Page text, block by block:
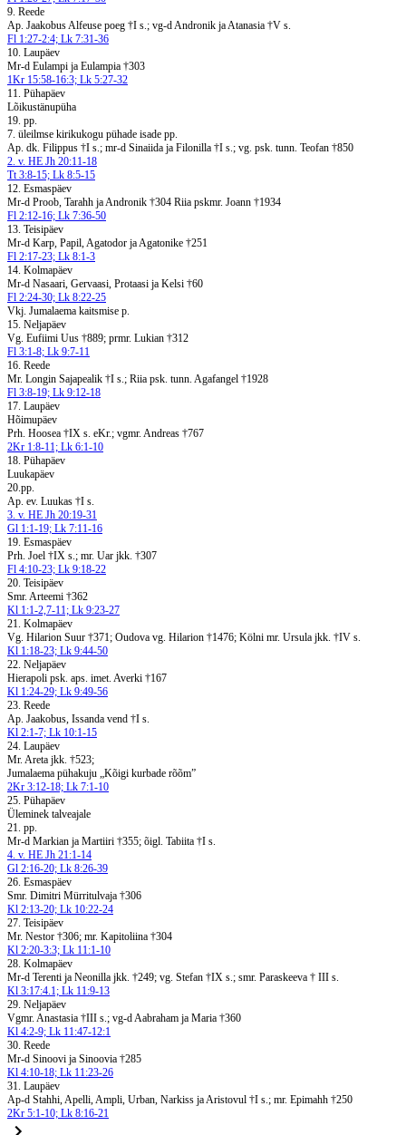
9. Reede
Ap. Jaakobus Alfeuse poeg †I s.; vg-d Andronik ja Atanasia †V s.
Fl 1:27-2:4; Lk 7:31-36
10. Laupäev
Mr-d Eulampi ja Eulampia †303
1Kr 15:58-16:3; Lk 5:27-32
11. Pühapäev
Lõikustänupüha
19. pp.
7. üleilmse kirikukogu pühade isade pp.
Ap. dk. Filippus †I s.; mr-d Sinaiida ja Filonilla †I s.; vg. psk. tunn. Teofan †850
2. v. HE Jh 20:11-18
Tt 3:8-15; Lk 8:5-15
12. Esmaspäev
Mr-d Proob, Tarahh ja Andronik †304 Riia pskmr. Joann †1934
Fl 2:12-16; Lk 7:36-50
13. Teisipäev
Mr-d Karp, Papil, Agatodor ja Agatonike †251
Fl 2:17-23; Lk 8:1-3
14. Kolmapäev
Mr-d Nasaari, Gervaasi, Protaasi ja Kelsi †60
Fl 2:24-30; Lk 8:22-25
Vkj. Jumalaema kaitsmise p.
15. Neljapäev
Vg. Eufiimi Uus †889; prmr. Lukian †312
Fl 3:1-8; Lk 9:7-11
16. Reede
Mr. Longin Sajapealik †I s.; Riia psk. tunn. Agafangel †1928
Fl 3:8-19; Lk 9:12-18
17. Laupäev
Hõimupäev
Prh. Hoosea †IX s. eKr.; vgmr. Andreas †767
2Kr 1:8-11; Lk 6:1-10
18. Pühapäev
Luukapäev
20.pp.
Ap. ev. Luukas †I s.
3. v. HE Jh 20:19-31
Gl 1:1-19; Lk 7:11-16
19. Esmaspäev
Prh. Joel †IX s.; mr. Uar jkk. †307
Fl 4:10-23; Lk 9:18-22
20. Teisipäev
Smr. Arteemi †362
Kl 1:1-2,7-11; Lk 9:23-27
21. Kolmapäev
Vg. Hilarion Suur †371; Oudova vg. Hilarion †1476; Kölni mr. Ursula jkk. †IV s.
Kl 1:18-23; Lk 9:44-50
22. Neljapäev
Hierapoli psk. aps. imet. Averki †167
Kl 1:24-29; Lk 9:49-56
23. Reede
Ap. Jaakobus, Issanda vend †I s.
Kl 2:1-7; Lk 10:1-15
24. Laupäev
Mr. Areta jkk. †523;
Jumalaema pühakuju „Kõigi kurbade rõõm”
2Kr 3:12-18; Lk 7:1-10
25. Pühapäev
Üleminek talveajale
21. pp.
Mr-d Markian ja Martiiri †355; õigl. Tabiita †I s.
4. v. HE Jh 21:1-14
Gl 2:16-20; Lk 8:26-39
26. Esmaspäev
Smr. Dimitri Mürritulvaja †306
Kl 2:13-20; Lk 10:22-24
27. Teisipäev
Mr. Nestor †306; mr. Kapitoliina †304
Kl 2:20-3:3; Lk 11:1-10
28. Kolmapäev
Mr-d Terenti ja Neonilla jkk. †249; vg. Stefan †IX s.; smr. Paraskeeva † III s.
Kl 3:17:4.1; Lk 11:9-13
29. Neljapäev
Vgmr. Anastasia †III s.; vg-d Aabraham ja Maria †360
Kl 4:2-9; Lk 11:47-12:1
30. Reede
Mr-d Sinoovi ja Sinoovia †285
Kl 4:10-18; Lk 11:23-26
31. Laupäev
Ap-d Stahhi, Apelli, Ampli, Urban, Narkiss ja Aristovul †I s.; mr. Epimahh †250
2Kr 5:1-10; Lk 8:16-21